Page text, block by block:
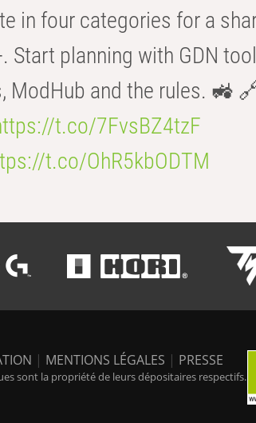
in four categories for a
Start planning with GDN
ModHub and the rules. 🚜
t.co/7FvsBZ4tzF
t.co/OhR5kbODTM
| MENTIONS LÉGALES | PRESSE
sont la propriété de leurs dépositaires respectifs.